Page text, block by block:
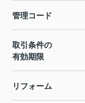
管理コード
取引条件の
有効期限
リフォーム